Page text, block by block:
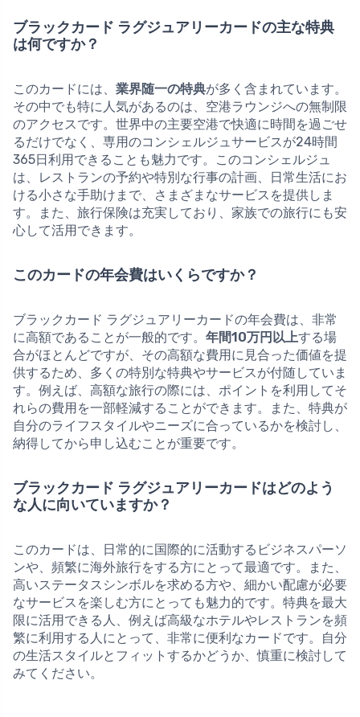
ブラックカード ラグジュアリーカードの主な特典
は何ですか？
このカードには、 業界随一の特典が多く含まれています。
その中でも特に人気があるのは、空港ラウンジへの無制限
のアクセスです。世界中の主要空港で快適に時間を過ごせ
るだけでなく、専用のコンシェルジュサービスが24時間
365日利用できることも魅力です。このコンシェルジュ
は、レストランの予約や特別な行事の計画、日常生活にお
ける小さな手助けまで、さまざまなサービスを提供しま
す。また、旅行保険は充実しており、家族での旅行にも安
心して活用できます。
このカードの年会費はいくらですか？
ブラックカード ラグジュアリーカードの年会費は、非常
に高額であることが一般的です。 年間10万円以上する場
合がほとんどですが、その高額な費用に見合った価値を提
供するため、多くの特別な特典やサービスが付随していま
す。例えば、高額な旅行の際には、ポイントを利用してそ
れらの費用を一部軽減することができます。また、特典が
自分のライフスタイルやニーズに合っているかを検討し、
納得してから申し込むことが重要です。
ブラックカード ラグジュアリーカードはどのよう
な人に向いていますか？
このカードは、日常的に国際的に活動するビジネスパーソ
ンや、頻繁に海外旅行をする方にとって最適です。また、
高いステータスシンボルを求める方や、細かい配慮が必要
なサービスを楽しむ方にとっても魅力的です。特典を最大
限に活用できる人、例えば高級なホテルやレストランを頻
繁に利用する人にとって、非常に便利なカードです。自分
の生活スタイルとフィットするかどうか、慎重に検討して
みてください。